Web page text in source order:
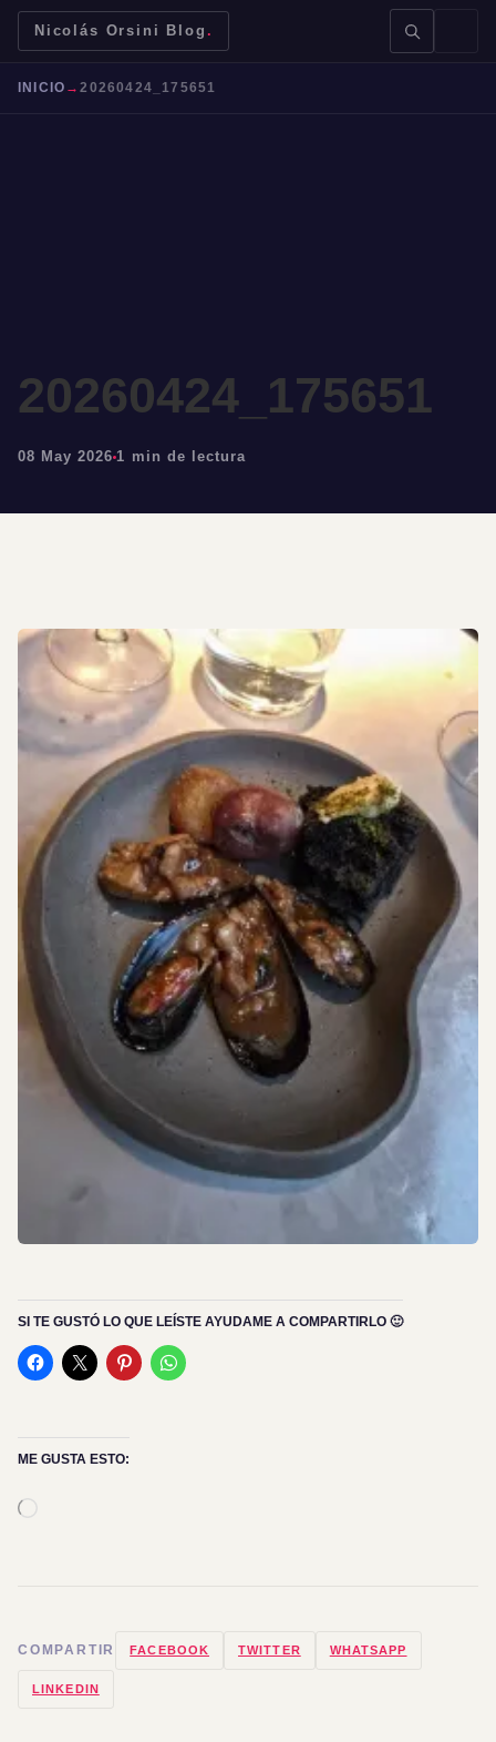
Nicolás Orsini Blog .
INICIO →20260424_175651
20260424_175651
08 May 2026 1 min de lectura
SI TE GUSTÓ LO QUE LEÍSTE AYUDAME A COMPARTIRLO 🙂
ME GUSTA ESTO:
COMPARTIR FACEBOOK TWITTER WHATSAPP
LINKEDIN